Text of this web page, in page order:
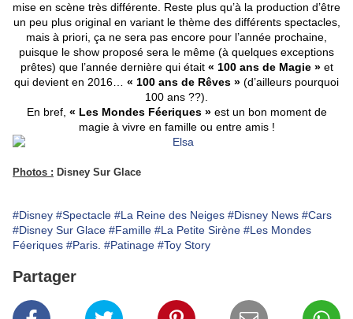
mise en scène très différente. Reste plus qu’à la production d’être
un peu plus original en variant le thème des différents spectacles,
mais à priori, ça ne sera pas encore pour l’année prochaine,
puisque le show proposé sera le même (à quelques exceptions
prêtes) que l’année dernière qui était « 100 ans de Magie »et
qui devient en 2016… « 100 ans de Rêves » (d’ailleurs pourquoi
100 ans ??).
En bref, « Les Mondes Féeriques »est un bon moment de
magie à vivre en famille ou entre amis !
Photos : Disney Sur Glace
#Disney #Spectacle #La Reine des Neiges #Disney News #Cars
#Disney Sur Glace #Famille #La Petite Sirène #Les Mondes
Féeriques #Paris. #Patinage #Toy Story
Partager